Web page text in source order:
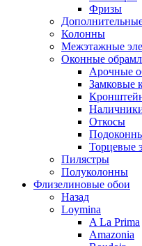
Фризы
Колонны
Межэтажные
Оконные
Арочные
Замковые
Откосы
Торцевые
Пилястры
Полуколонны
Флизелиновые обои
Назад
Loymina
A La Prima
Amazonia